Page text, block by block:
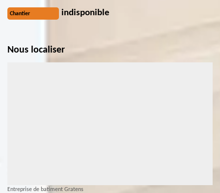
Chantier indisponible
Nous localiser
Entreprise de batiment Gratens